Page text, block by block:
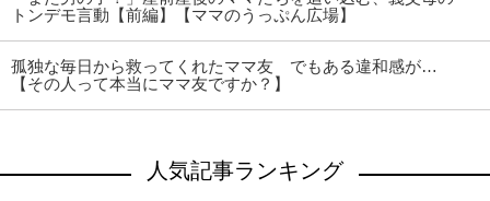
トンデモ言動【前編】【ママのうっぷん広場】
孤独な毎日から救ってくれたママ友 でもある違和感が…
【その人って本当にママ友ですか？】
人気記事ランキング